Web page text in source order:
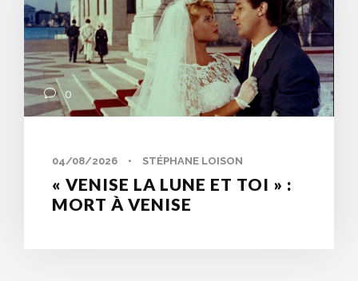
0
04/08/2026 • STÉPHANE LOISON
« VENISE LA LUNE ET TOI » :
MORT À VENISE